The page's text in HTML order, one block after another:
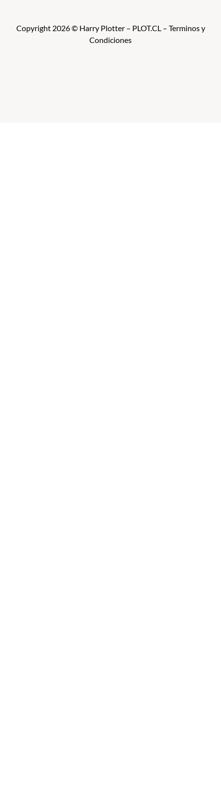
Copyright 2026 © Harry Plotter – PLOT.CL – Terminos y
Condiciones